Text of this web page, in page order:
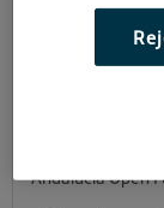
Han sido largas
propuestas y
su nueva
comenzar el
damos la
Andalucía Open